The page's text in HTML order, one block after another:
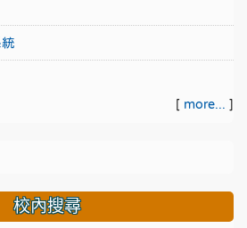
[ more... ]
校內搜尋